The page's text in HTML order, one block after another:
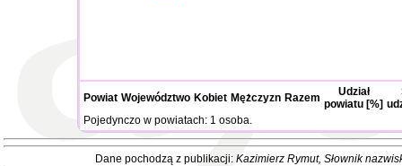
Powiat Województwo Kobiet Mężczyzn Razem
Udział
powiatu [%]
Pojedynczo w powiatach: 1 osoba.
Dane pochodzą z publikacji: Kazimierz Rymut, Słownik